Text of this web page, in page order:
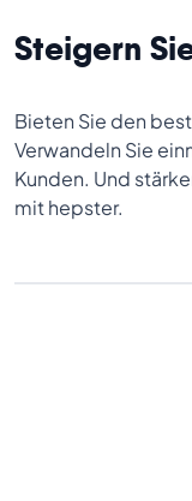
Steigern
Bieten Sie den
Verwandeln Sie
Kunden. Und
mit hepster.